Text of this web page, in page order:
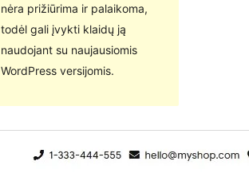
nėra prižiūrima ir palaikoma,
todėl gali įvykti klaidų ją
naudojant su naujausiomis
WordPress versijomis.